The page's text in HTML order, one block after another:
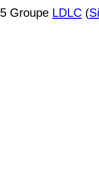
Groupe LDLC (